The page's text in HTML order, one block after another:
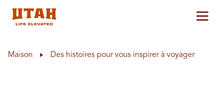
Maison Des histoires pour vous inspirer à voyager